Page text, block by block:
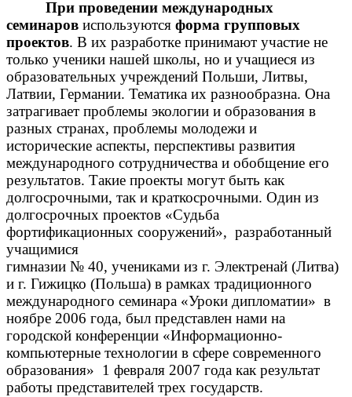
При проведении международных
семинаров используются форма групповых
проектов. В их разработке принимают участие не
только ученики нашей школы, но и учащиеся из
образовательных учреждений Польши, Литвы,
Латвии, Германии. Тематика их разнообразна. Она
затрагивает проблемы экологии и образования в
разных странах, проблемы молодежи и
исторические аспекты, перспективы развития
международного сотрудничества и обобщение его
результатов. Такие проекты могут быть как
долгосрочными, так и краткосрочными. Один из
долгосрочных проектов «Судьба
фортификационных сооружений», разработанный
учащимися
гимназии № 40, учениками из г. Электренай (Литва)
и г. Гижицко (Польша) в рамках традиционного
международного семинара «Уроки дипломатии» в
ноябре 2006 года, был представлен нами на
городской конференции «Информационно-
компьютерные технологии в сфере современного
образования» 1 февраля 2007 года как результат
работы представителей трех государств.